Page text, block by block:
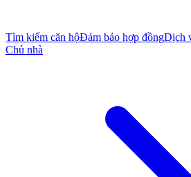
Tìm kiếm căn hộĐảm bảo hợp đồngDịch
Chủ nhà